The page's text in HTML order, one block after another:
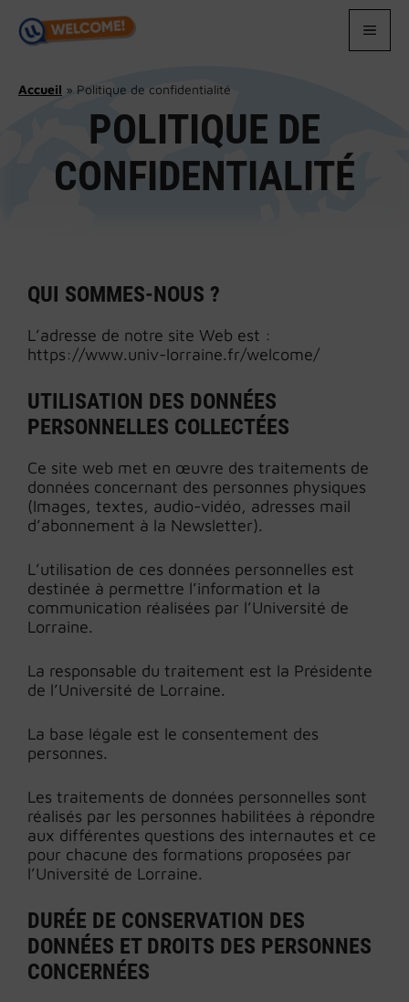
contenu
Accueil » Politique de confidentialité
POLITIQUE DE
CONFIDENTIALITÉ
QUI SOMMES-NOUS ?
L’adresse de notre site Web est :
https://www.univ-lorraine.fr/welcome/
UTILISATION DES DONNÉES
PERSONNELLES COLLECTÉES
Ce site web met en œuvre des traitements de
données concernant des personnes physiques
(Images, textes, audio-vidéo, adresses mail
d’abonnement à la Newsletter).
L’utilisation de ces données personnelles est
destinée à permettre l’information et la
communication réalisées par l’Université de
Lorraine.
La responsable du traitement est la Présidente
de l’Université de Lorraine.
La base légale est le consentement des
personnes.
Les traitements de données personnelles sont
réalisés par les personnes habilitées à répondre
aux différentes questions des internautes et ce
pour chacune des formations proposées par
l’Université de Lorraine.
DURÉE DE CONSERVATION DES
DONNÉES ET DROITS DES PERSONNES
CONCERNÉES